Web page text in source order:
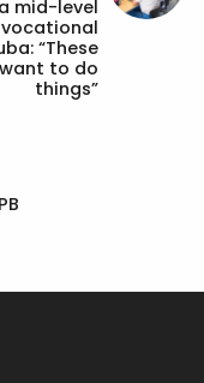
mid-level
“These
to do
things”